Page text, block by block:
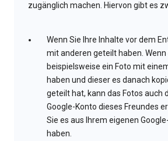
zugänglich machen. Hiervon gibt es
Wenn Sie Ihre Inhalte vor dem
mit anderen geteilt haben. Wenn
beispielsweise ein Foto mit
haben und dieser es danach
geteilt hat, kann das Fotos auch
Google-Konto dieses Freundes
Sie es aus Ihrem eigenen
haben.